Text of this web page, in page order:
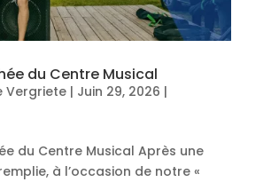
du Centre Musical
Vergriete| Juin 29, 2026 |
du Centre Musical Après une
à l’occasion de notre «